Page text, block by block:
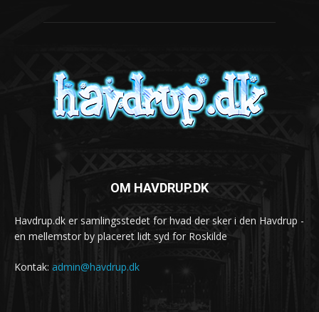
OM HAVDRUP.DK
Havdrup.dk er samlingsstedet for hvad der sker i den Havdrup -
en mellemstor by placeret lidt syd for Roskilde
Kontak: admin@havdrup.dk